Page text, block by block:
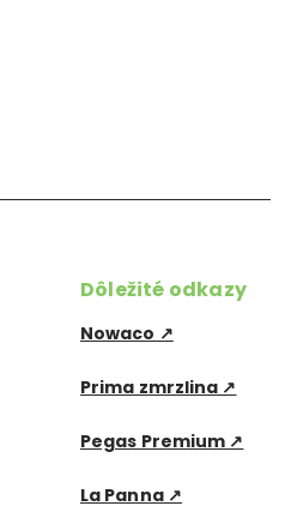
Dôležité odkazy
Nowaco ↗
Prima zmrzlina ↗
Pegas Premium ↗
La Panna ↗